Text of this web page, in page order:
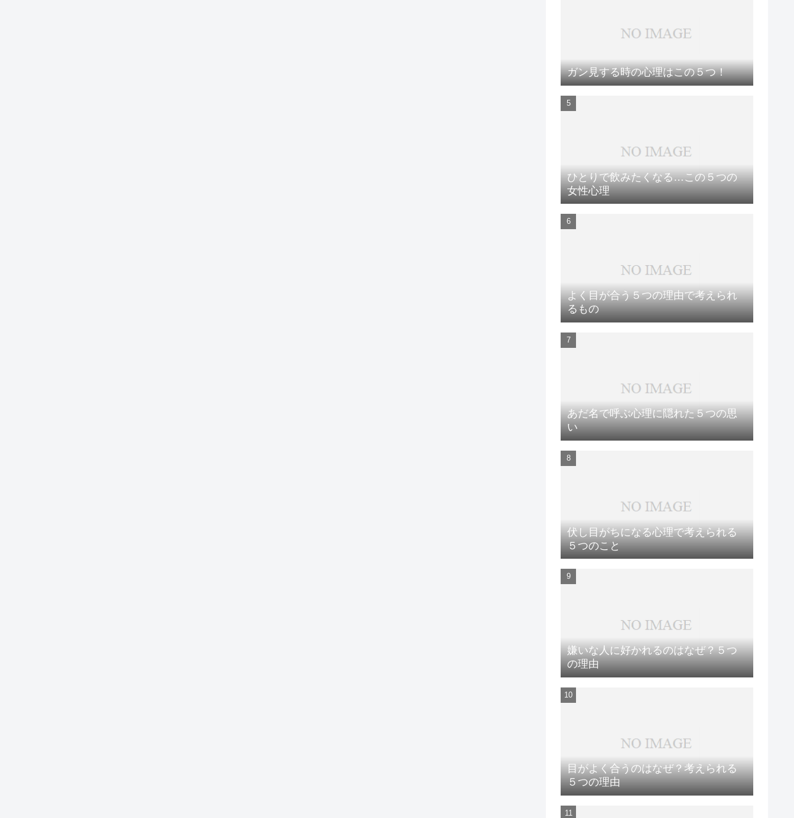
ガン見する時の心理はこの５つ！
ひとりで飲みたくなる…この５つの
女性心理
よく目が合う５つの理由で考えられ
るもの
あだ名で呼ぶ心理に隠れた５つの思
い
伏し目がちになる心理で考えられる
５つのこと
嫌いな人に好かれるのはなぜ？５つ
の理由
目がよく合うのはなぜ？考えられる
５つの理由